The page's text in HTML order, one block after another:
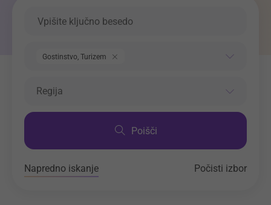
Gostinstvo, Turizem
Regija
Poišči
Napredno iskanje Počisti izbor